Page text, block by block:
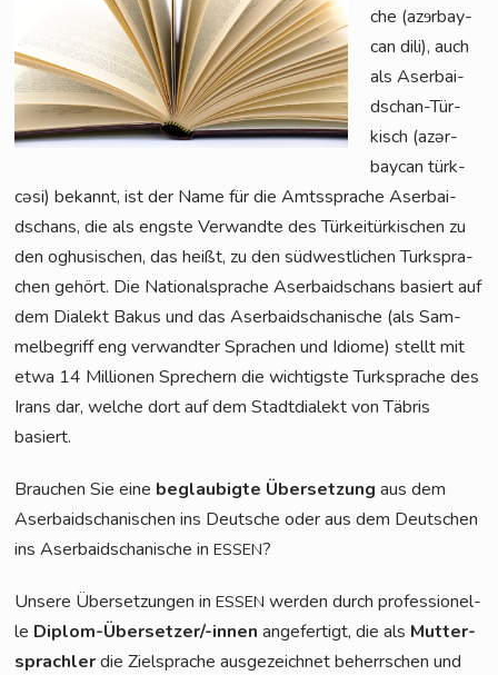
che (azɘr­bay­
can dili), auch
als Aser­bai­
dschan-Tür­
kisch (azər­
bay­can türk­
cə­si) bekannt, ist der Name für die Amts­spra­che Aser­bai­
dschans, die als engs­te Ver­wand­te des Tür­kei­tür­ki­schen zu
den oghu­si­schen, das heißt, zu den süd­west­li­chen Turk­spra­
chen gehört. Die Natio­nal­spra­che Aser­bai­dschans basiert auf
dem Dia­lekt Bakus und das Aser­bai­dscha­ni­sche (als Sam­
mel­be­griff eng ver­wand­ter Spra­chen und Idio­me) stellt mit
etwa 14 Mil­lio­nen Spre­chern die wich­tigs­te Turk­spra­che des
Irans dar, wel­che dort auf dem Stadt­dia­lekt von Täbris
basiert.
Brau­chen Sie eine beglau­big­te Über­set­zung aus dem
Aser­bai­dscha­ni­schen ins Deut­sche oder aus dem Deut­schen
ins Aser­bai­dscha­ni­sche inESSEN?
Unse­re Über­set­zun­gen inESSEN wer­den durch pro­fes­sio­nel­
le Diplom-Über­set­zer/-innen ange­fer­tigt, die als Mut­ter­
sprach­lerdie Ziel­spra­che aus­ge­zeich­net beherr­schen und